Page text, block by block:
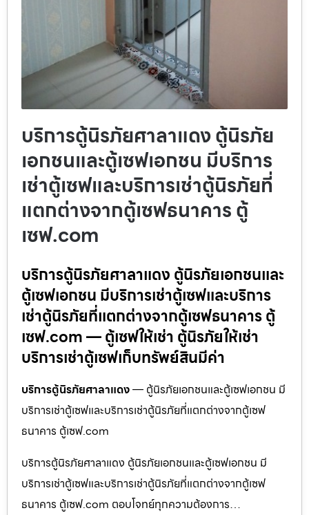
บริการตู้นิรภัยศาลาแดง ตู้นิรภัย
เอกชนและตู้เซฟเอกชน มีบริการ
เช่าตู้เซฟและบริการเช่าตู้นิรภัยที่
แตกต่างจากตู้เซฟธนาคาร ตู้
เซฟ.com
บริการตู้นิรภัยศาลาแดง ตู้นิรภัยเอกชนและ
ตู้เซฟเอกชน มีบริการเช่าตู้เซฟและบริการ
เช่าตู้นิรภัยที่แตกต่างจากตู้เซฟธนาคาร ตู้
เซฟ.com — ตู้เซฟให้เช่า ตู้นิรภัยให้เช่า
บริการเช่าตู้เซฟเก็บทรัพย์สินมีค่า
บริการตู้นิรภัยศาลาแดง— ตู้นิรภัยเอกชนและตู้เซฟเอกชน มี
บริการเช่าตู้เซฟและบริการเช่าตู้นิรภัยที่แตกต่างจากตู้เซฟ
ธนาคาร ตู้เซฟ.com
บริการตู้นิรภัยศาลาแดง ตู้นิรภัยเอกชนและตู้เซฟเอกชน มี
บริการเช่าตู้เซฟและบริการเช่าตู้นิรภัยที่แตกต่างจากตู้เซฟ
ธนาคาร ตู้เซฟ.com ตอบโจทย์ทุกความต้องการ…